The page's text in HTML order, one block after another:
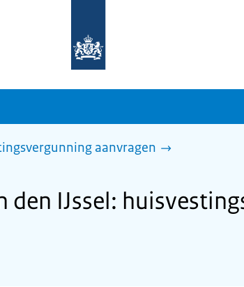
homepage
sdg.rijksoverheid.nl
aanvragen
den IJssel: